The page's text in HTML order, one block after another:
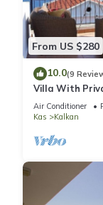
From US $280
10.0(9
Villa With
extra) And Sea
Air Conditioner
Kas
Kalkan